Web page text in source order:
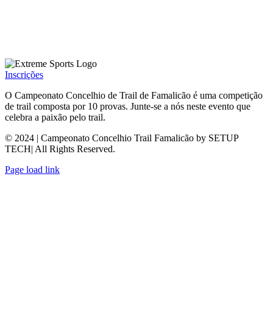
Inscrições
O Campeonato Concelhio de Trail de Famalicão é uma competição
de trail composta por 10 provas. Junte-se a nós neste evento que
celebra a paixão pelo trail.
© 2024 | Campeonato Concelhio Trail Famalicão by SETUP
TECH| All Rights Reserved.
Page load link